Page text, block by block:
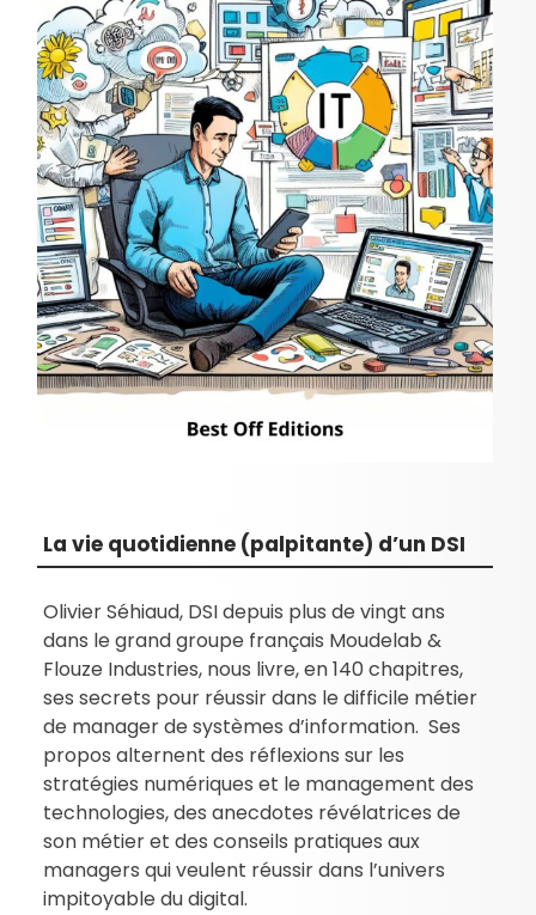
La vie quotidienne (palpitante) d’un DSI
Olivier Séhiaud, DSI depuis plus de vingt ans
dans le grand groupe français Moudelab &
Flouze Industries, nous livre, en 140 chapitres,
ses secrets pour réussir dans le difficile métier
de manager de systèmes d’information. Ses
propos alternent des réflexions sur les
stratégies numériques et le management des
technologies, des anecdotes révélatrices de
son métier et des conseils pratiques aux
managers qui veulent réussir dans l’univers
impitoyable du digital.